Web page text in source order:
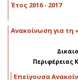
Έτος 2016 - 2017
Ανακοίνωση για
Περιφέρειας
Επείγουσα